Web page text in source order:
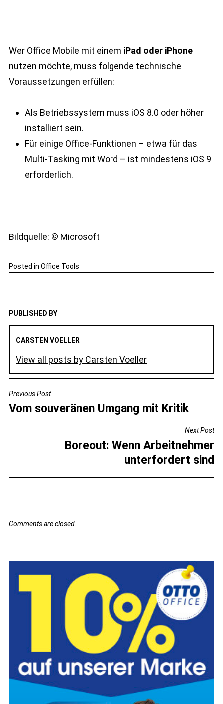
Wer Office Mobile mit einem iPad oder iPhone
nutzen möchte, muss folgende technische
Voraussetzungen erfüllen:
Als Betriebssystem muss iOS 8.0 oder höher
installiert sein.
Für einige Office-Funktionen – etwa für das
Multi-Tasking mit Word – ist mindestens iOS 9
erforderlich.
Bildquelle: © Microsoft
Posted in Office Tools
PUBLISHED BY
CARSTEN VOELLER
View all posts by Carsten Voeller
BEITRAGSNAVIGATION
Previous Post
Vom souveränen Umgang mit Kritik
Next Post
Boreout: Wenn Arbeitnehmer
unterfordert sind
Comments are closed.